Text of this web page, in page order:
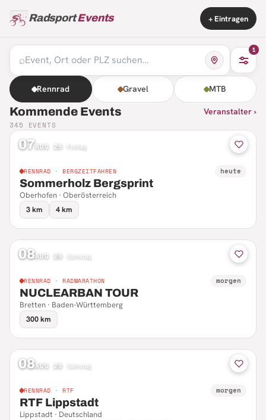
RadsportEvents + Eintragen
⌕
1
Rennrad Gravel MTB
Kommende Events Veranstalter ›
345 EVENTS
07AUG 26 Freitag
RENNRAD · BERGZEITFAHREN heute
Sommerholz Bergsprint
Oberhofen · Oberösterreich
3 km
4 km
08AUG 26 Samstag
RENNRAD · RADMARATHON morgen
NUCLEARBAN TOUR
Bretten · Baden-Württemberg
300 km
08AUG 26 Samstag
RENNRAD · RTF morgen
RTF Lippstadt
Lippstadt · Deutschland